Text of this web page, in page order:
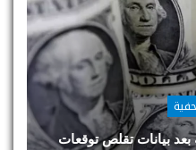
بعد بيانات تقلص توقعات